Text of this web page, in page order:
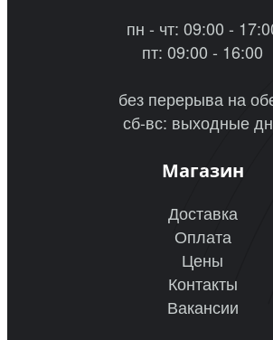
пн - чт: 09:00 -
пт: 09:00 - 16:00
без перерыва на
сб-вс: выходные
Магазин
Доставка
Оплата
Цены
Контакты
Вакансии